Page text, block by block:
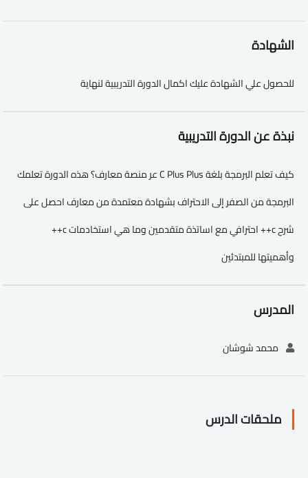
الشهادة
للحصول علي الشهادة عليك اكمال الدورة التدريبية لنهاية
نبذة عن الدورة التدريبية
كيف تعلم البرمجة بلغة C Plus Plus عر منصة معارف؟ هذه الدورة تعلمك
البرمجة من الصفر إلى الاحتراف بشهادة معتمدة من معارف احصل على
شرح c++ احترافي مع اساتذة متقدمين وما هي استخادمات c++
وأهميتها للمبتدئين
المدرس
محمد شوشان
ملحقات الدرس